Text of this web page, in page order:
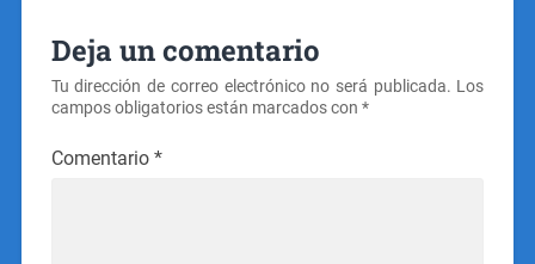
Deja un comentario
Tu dirección de correo electrónico no será publicada. Los
campos obligatorios están marcados con *
Comentario *